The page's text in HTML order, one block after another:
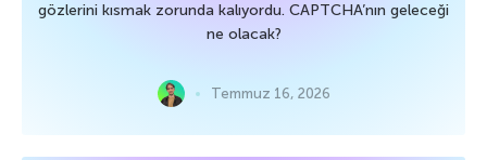
gözlerini kısmak zorunda kalıyordu. CAPTCHA’nın geleceği
ne olacak?
Temmuz 16, 2026